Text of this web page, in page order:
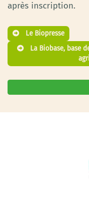
après inscription.
Le Biopresse
La Biobase, base